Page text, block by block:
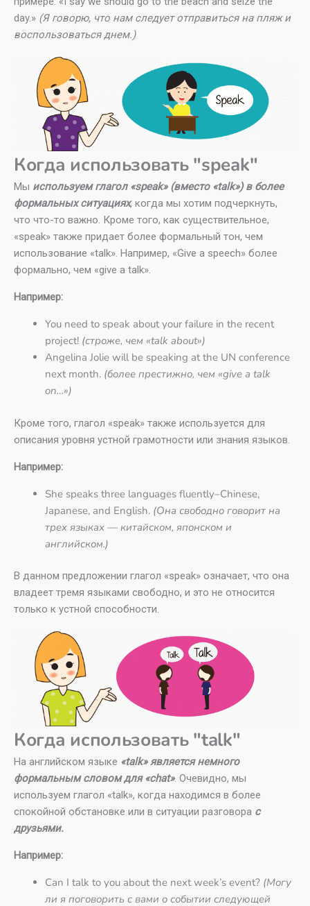
day.» (Я говорю, что нам следует отправиться на пляж и
воспользоваться днем.)
Когда использовать "speak"
Мы используем глагол «speak» (вместо «talk») в более
формальных ситуациях, когда мы хотим подчеркнуть,
что что-то важно. Кроме того, как существительное,
«speak» также придает более формальный тон, чем
использование «talk». Например, «Give a speech» более
формально, чем «give a talk».
Например:
You need to speak about your failure in the recent
project! (строже, чем «talk about»)
Angelina Jolie will be speaking at the UN conference
next month. (более престижно, чем «give a talk
on…»)
Кроме того, глагол «speak» также используется для
описания уровня устной грамотности или знания языков.
Например:
She speaks three languages fluently–Chinese,
Japanese, and English. (Она свободно говорит на
трех языках — китайском, японском и
английском.)
В данном предложении глагол «speak» означает, что она
владеет тремя языками свободно, и это не относится
только к устной способности.
Когда использовать "talk"
На английском языке «talk» является немного
формальным словом для «chat». Очевидно, мы
используем глагол «talk», когда находимся в более
спокойной обстановке или в ситуации разговора с
друзьями.
Например:
Can I talk to you about the next week’s event? (Могу
ли я поговорить с вами о событии следующей